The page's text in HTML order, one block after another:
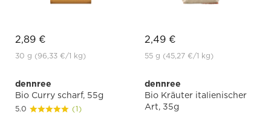
2,89 €
30 g (96,33 €/1 kg)
2,49 €
55 g (45,27 €/1 kg)
dennree
Bio Curry scharf, 55g
5.0 (1)
dennree
Bio Kräuter italienischer
Art, 35g